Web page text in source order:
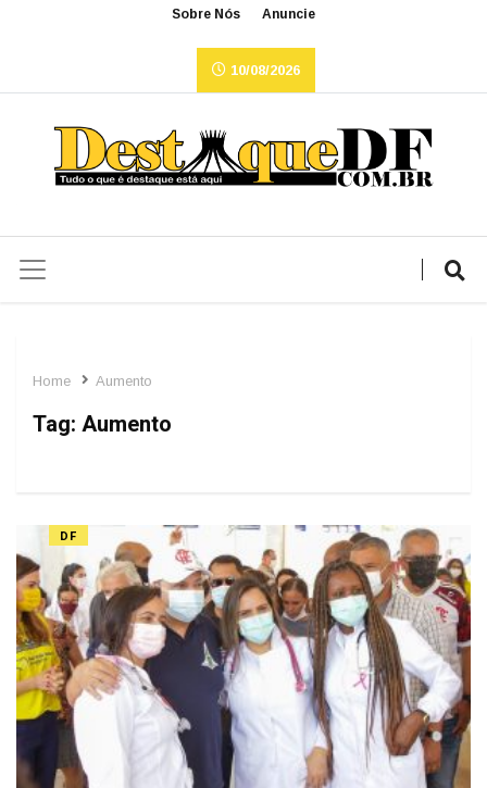
Sobre Nós Anuncie
10/08/2026
Home Aumento
Tag: Aumento
DF